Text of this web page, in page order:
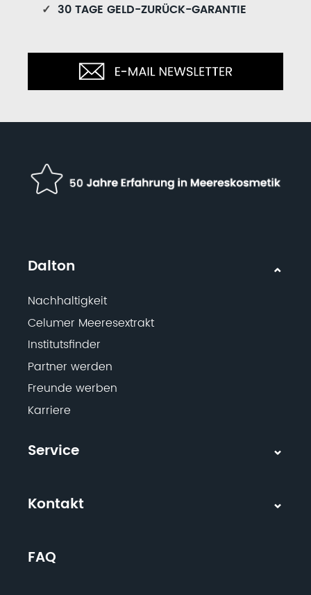
✓ 30 TAGE GELD-ZURÜCK-GARANTIE
Dalton
Nachhaltigkeit
Celumer Meeresextrakt
Institutsfinder
Partner werden
Freunde werben
Karriere
Service
Kontakt
FAQ